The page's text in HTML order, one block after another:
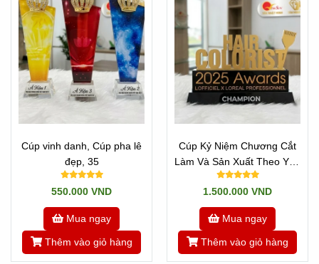
Cúp vinh danh, Cúp pha lê
đẹp, 35
550.000 VND
Mua ngay
Thêm vào giỏ hàng
Cúp Kỷ Niệm Chương Cắt
Làm Và Sản Xuất Theo Yêu
Cầu - Mọi Chữ Cái
1.500.000 VND
Mua ngay
Thêm vào giỏ hàng